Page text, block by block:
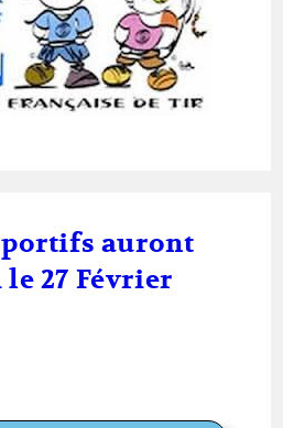
auront
le 27 Février